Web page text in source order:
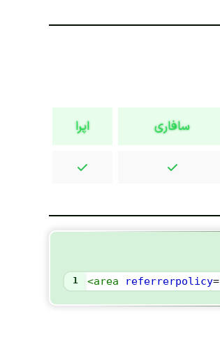
سافاری اپرا
1 <area referrerpolicy=